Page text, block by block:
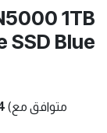
SSD Blue
(متوافق مع